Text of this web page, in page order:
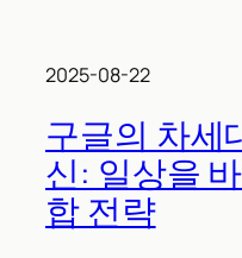
2025-08-22
구글의 차세
신: 일상을
합 전략